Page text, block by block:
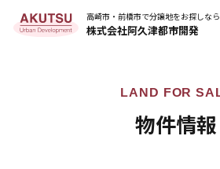
高崎市・前橋市で分譲地をお探しなら
株式会社阿久津都市開発
物件情報